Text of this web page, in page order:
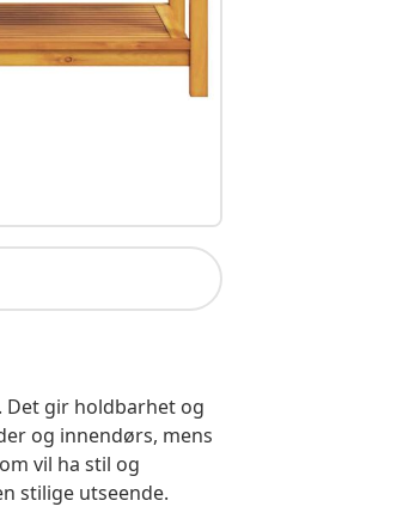
Det gir holdbarhet og
og innendørs, mens
vil ha stil og
stilige utseende.